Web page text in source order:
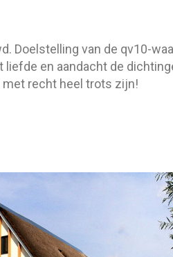
Doelstelling van de qv10-
en aandacht de
met recht heel trots zijn!